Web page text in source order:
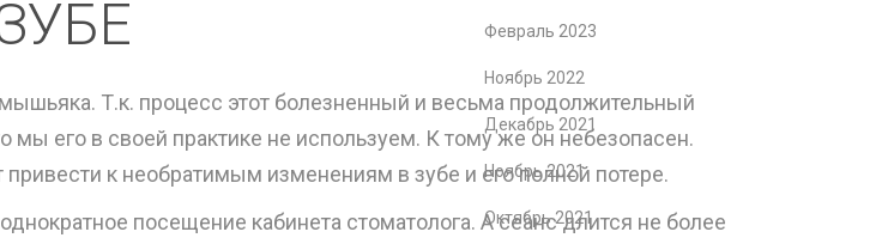
Т.к. процесс этот болезненный и весьма продолжительный
его в своей практике не используем. К тому же он небезопасен.
к необратимым изменениям в зубе и его полной потере.
посещение кабинета стоматолога. А сеанс длится не более
Февраль 2023
Ноябрь 2022
Декабрь 2021
Ноябрь 2021
Октябрь 2021